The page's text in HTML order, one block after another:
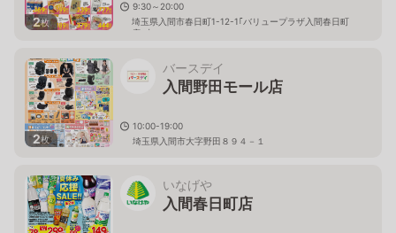
2枚
9:30～20:00
埼玉県入間市春日町1-12-1｢バリュープラザ入間春日町
店｣内
2枚
バースデイ
入間野田モール店
10:00-19:00
埼玉県入間市大字野田８９４－１
いなげや
入間春日町店